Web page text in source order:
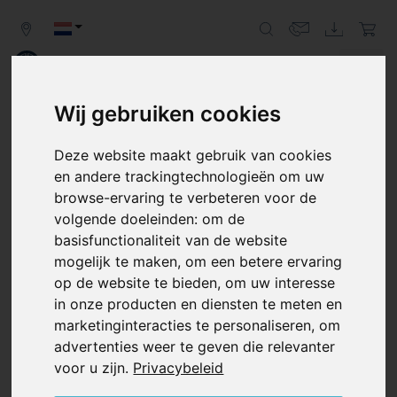
Wij gebruiken cookies
Deze website maakt gebruik van cookies
en andere trackingtechnologieën om uw
browse-ervaring te verbeteren voor de
volgende doeleinden:om de
basisfunctionaliteit van de website
mogelijk te maken,om een betere ervaring
op de website te bieden,om uw interesse
in onze producten en diensten te meten en
marketinginteracties te personaliseren,om
advertenties weer te geven die relevanter
voor u zijn. Privacybeleid
Zurück
BOUW
VACUÜMPOMPEN EN BLOWERS VAN
BECKER HOUDEN ALLES RECHT
Op bouwplaatsen verandert lucht in kracht.
Vacuümpompen en blowers van Becker voeren hun
werk dag na dag uit in tal van toepassingen.